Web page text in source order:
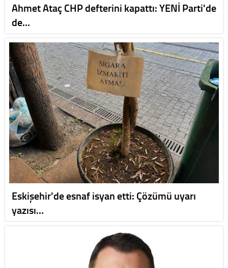
Ahmet Ataç CHP defterini kapattı: YENİ Parti'de
de…
Eskişehir'de esnaf isyan etti: Çözümü uyarı
yazısı…